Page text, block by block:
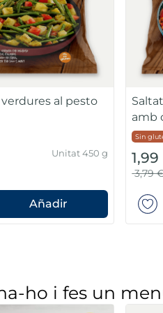
al pesto
Unitat 450 g
Añadir
amb
Sin
3,79
ho i fes un